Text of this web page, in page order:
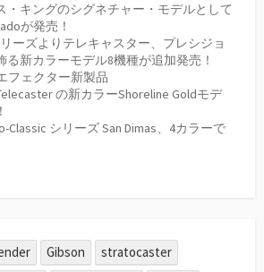
・キングのシグネチャー・モデルとして
が発売！
ーズよりテレキャスター、プレシジョ
る新カラーモデル8機種が追加発売！
フェクター新製品
の新カラーShoreline Goldモデ
Classic シリーズ San Dimas、4カラーで
Gibson
stratocaster